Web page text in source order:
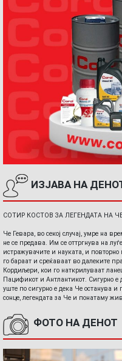
ИЗЈАВА НА
СОТИР КОСТОВ ЗА ЛЕГЕНДАТА НА
Че Гевара, во секој случај, умре на
не се предава. Им се оттргнува на
истражувачите и науката, и повторно
го бараат и среќаваат во далеките
Кордиљери, кои го наткрилуваат
Пацификот и Антлантикот. Сигурно е
уште по сигурно е дека Че останува
сонце, легендата за Че и понатаму
ФОТО НА ДЕНОТ